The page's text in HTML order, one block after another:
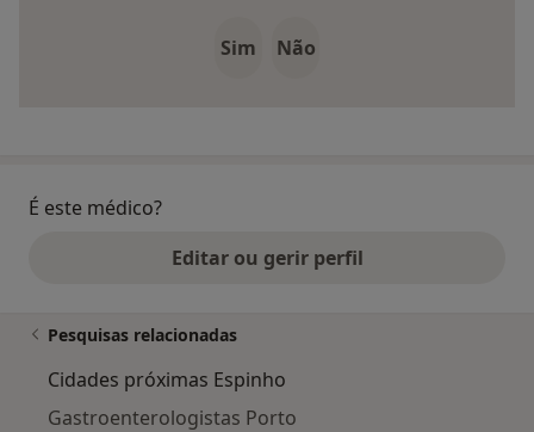
Sim Não
É este médico?
Editar ou gerir perfil
Pesquisas relacionadas
Cidades próximas Espinho
Gastroenterologistas Porto